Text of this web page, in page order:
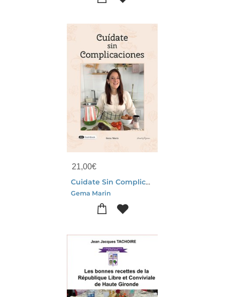
21,00€
Cuidate Sin Complicaciones
Gema Marin